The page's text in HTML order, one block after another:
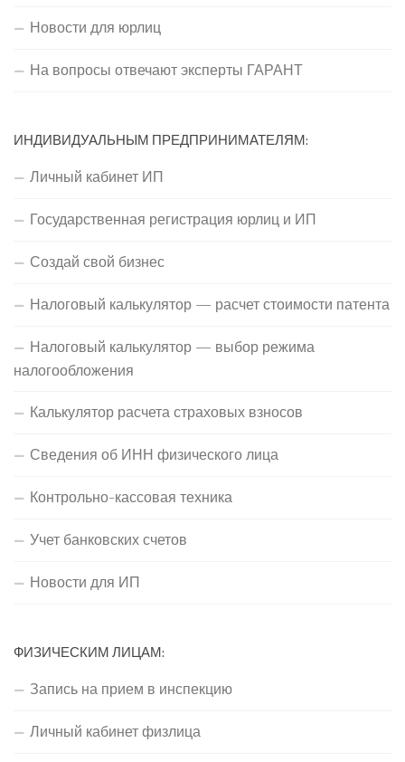
Новости для юрлиц
На вопросы отвечают эксперты ГАРАНТ
ИНДИВИДУАЛЬНЫМ ПРЕДПРИНИМАТЕЛЯМ:
Личный кабинет ИП
Государственная регистрация юрлиц и ИП
Создай свой бизнес
Налоговый калькулятор — расчет стоимости патента
Налоговый калькулятор — выбор режима
налогообложения
Калькулятор расчета страховых взносов
Сведения об ИНН физического лица
Контрольно-кассовая техника
Учет банковских счетов
Новости для ИП
ФИЗИЧЕСКИМ ЛИЦАМ:
Запись на прием в инспекцию
Личный кабинет физлица